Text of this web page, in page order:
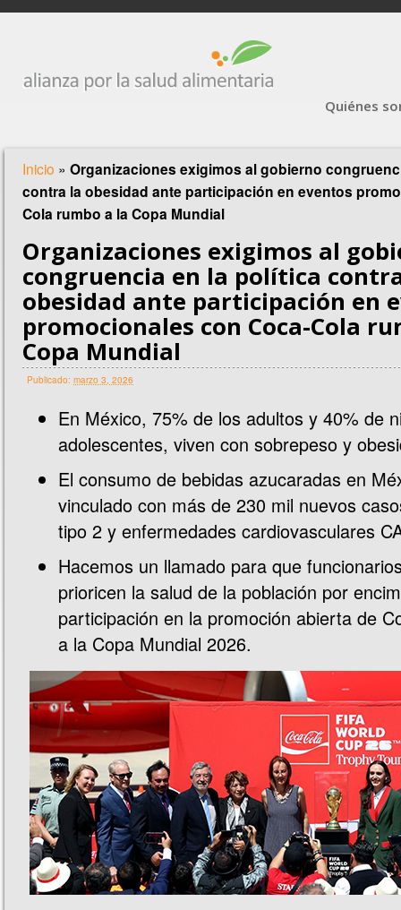
Quiénes
Inicio » Organizaciones exigimos al gobierno
contra la obesidad ante participación en eventos
Cola rumbo a la Copa Mundial
Organizaciones exigimos al
congruencia en la política
obesidad ante participación en
promocionales con Coca-Cola
Copa Mundial
Publicado: marzo 3, 2026
En México, 75% de los adultos y 40% de
adolescentes, viven con sobrepeso y
El consumo de bebidas azucaradas en
vinculado con más de 230 mil nuevos
tipo 2 y enfermedades cardiovasculares
Hacemos un llamado para que
prioricen la salud de la población por
participación en la promoción abierta de
a la Copa Mundial 2026.